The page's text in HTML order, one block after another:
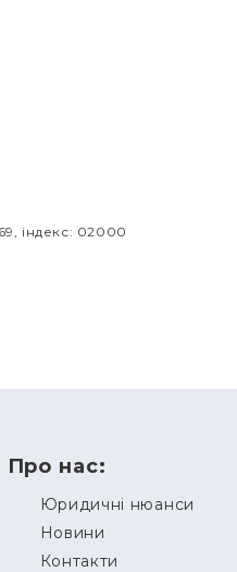
індекс: 02000
Про нас:
Юридичні нюанси
Новини
Контакти